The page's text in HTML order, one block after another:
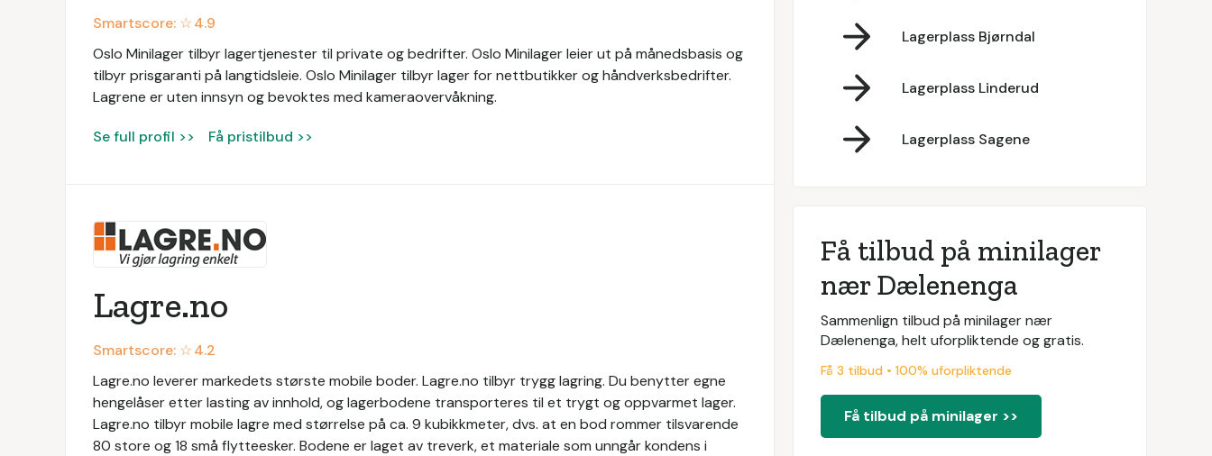
Smartscore: ☆4.9
Oslo Minilager tilbyr lagertjenester til private og bedrifter. Oslo Minilager leier ut på månedsbasis og
tilbyr prisgaranti på langtidsleie. Oslo Minilager tilbyr lager for nettbutikker og håndverksbedrifter.
Lagrene er uten innsyn og bevoktes med kameraovervåkning.
Se full profil >> Få pristilbud >>
Lagre.no
Smartscore: ☆4.2
Lagre.no leverer markedets største mobile boder. Lagre.no tilbyr trygg lagring. Du benytter egne
hengelåser etter lasting av innhold, og lagerbodene transporteres til et trygt og oppvarmet lager.
Lagre.no tilbyr mobile lagre med størrelse på ca. 9 kubikkmeter, dvs. at en bod rommer tilsvarende
80 store og 18 små flytteesker. Bodene er laget av treverk, et materiale som unngår kondens i
Lagerplass Bjørndal
Lagerplass Linderud
Lagerplass Sagene
Få tilbud på minilager
nær Dælenenga
Sammenlign tilbud på minilager nær
Dælenenga, helt uforpliktende og gratis.
Få 3 tilbud • 100% uforpliktende
Få tilbud på minilager >>